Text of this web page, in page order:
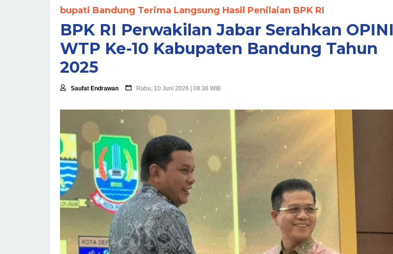
bupati Bandung Terima Langsung Hasil Penilaian BPK RI
BPK RI Perwakilan Jabar Serahkan OPINI
WTP Ke-10 Kabupaten Bandung Tahun
2025
Saufat Endrawan Rabu, 10 Juni 2026 | 08:36 WIB